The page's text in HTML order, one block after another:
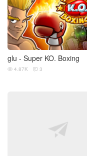
glu - Super KO. Boxing
 4.87K  3